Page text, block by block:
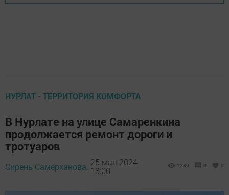
НУРЛАТ - ТЕРРИТОРИЯ КОМФОРТА
В Нурлате на улице Самаренкина
продолжается ремонт дороги и
тротуаров
Сирень Самерханова, 25 мая 2024 -
13:00
1289 0 0